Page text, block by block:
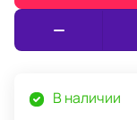
В наличии